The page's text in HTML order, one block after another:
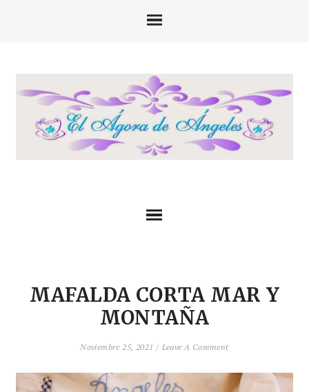
MAFALDA CORTA MAR Y
MONTAÑA
Noviembre 25, 2021 / Leave A Comment